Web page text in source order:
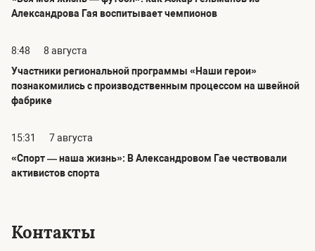
Александрова Гая воспитывает чемпионов
8:48
8 августа
Участники региональной программы «Наши герои»
познакомились с производственным процессом на швейной
фабрике
15:31
7 августа
«Спорт — наша жизнь»: В Александровом Гае чествовали
активистов спорта
Контакты